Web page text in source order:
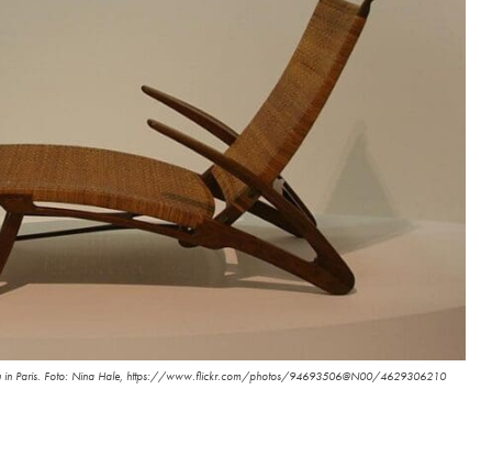
in Paris. Foto: Nina Hale, https://www.flickr.com/photos/94693506@N00/4629306210